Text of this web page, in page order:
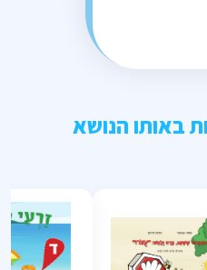
באותו הנושא